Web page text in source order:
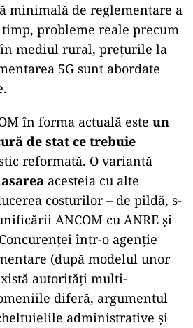
minimală de reglementare a
probleme reale precum
mediul rural, prețurile la
5G sunt abordate
în forma actuală este un
de stat ce trebuie
reformată. O variantă
acesteia cu alte
costurilor – de pildă, s-
ANCOM cu ANRE și
într-o agenție
(după modelul unor
autorități multi-
diferă, argumentul
administrative și